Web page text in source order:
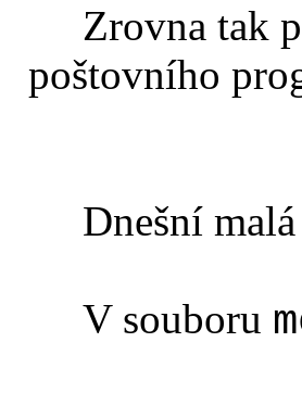
Zrovna tak
poštovního
Dnešní malá
V souboru